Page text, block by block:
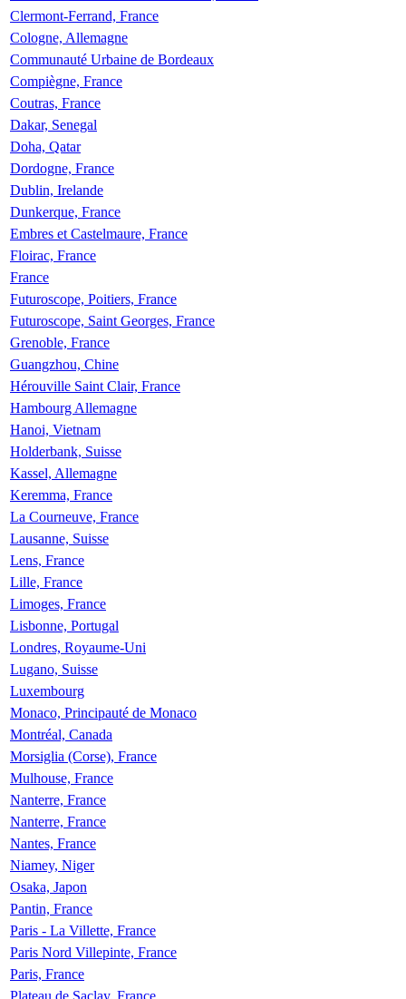
Clermont-Ferrand, France
Cologne, Allemagne
Communauté Urbaine de Bordeaux
Compiègne, France
Coutras, France
Dakar, Senegal
Doha, Qatar
Dordogne, France
Dublin, Irelande
Dunkerque, France
Embres et Castelmaure, France
Floirac, France
France
Futuroscope, Poitiers, France
Futuroscope, Saint Georges, France
Grenoble, France
Guangzhou, Chine
Hérouville Saint Clair, France
Hambourg Allemagne
Hanoi, Vietnam
Holderbank, Suisse
Kassel, Allemagne
Keremma, France
La Courneuve, France
Lausanne, Suisse
Lens, France
Lille, France
Limoges, France
Lisbonne, Portugal
Londres, Royaume-Uni
Lugano, Suisse
Luxembourg
Monaco, Principauté de Monaco
Montréal, Canada
Morsiglia (Corse), France
Mulhouse, France
Nanterre, France
Nanterre, France
Nantes, France
Niamey, Niger
Osaka, Japon
Pantin, France
Paris - La Villette, France
Paris Nord Villepinte, France
Paris, France
Plateau de Saclay, France